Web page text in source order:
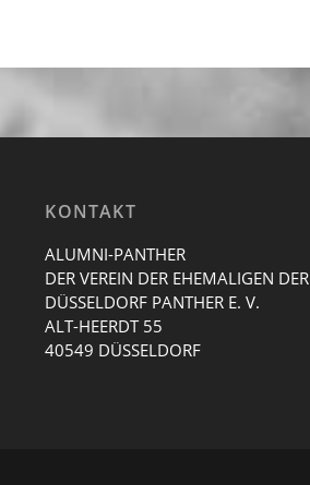
KONTAKT
ALUMNI-PANTHER
DER VEREIN DER EHEMALIGEN DER
DÜSSELDORF PANTHER E. V.
ALT-HEERDT 55
40549 DÜSSELDORF